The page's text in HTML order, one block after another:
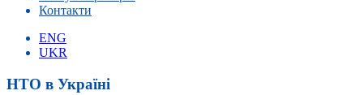
Контакти
ENG
UKR
НТО в Україні